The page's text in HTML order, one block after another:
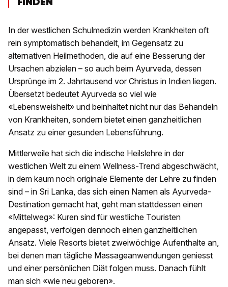
In der westlichen Schulmedizin werden Krankheiten oft
rein symptomatisch behandelt, im Gegensatz zu
alternativen Heilmethoden, die auf eine Besserung der
Ursachen abzielen – so auch beim Ayurveda, dessen
Ursprünge im 2. Jahrtausend vor Christus in Indien liegen.
Übersetzt bedeutet Ayurveda so viel wie
«Lebensweisheit» und beinhaltet nicht nur das Behandeln
von Krankheiten, sondern bietet einen ganzheitlichen
Ansatz zu einer gesunden Lebensführung.
Mittlerweile hat sich die indische Heilslehre in der
westlichen Welt zu einem Wellness-Trend abgeschwächt,
in dem kaum noch originale Elemente der Lehre zu finden
sind – in Sri Lanka, das sich einen Namen als Ayurveda-
Destination gemacht hat, geht man stattdessen einen
«Mittelweg»: Kuren sind für westliche Touristen
angepasst, verfolgen dennoch einen ganzheitlichen
Ansatz. Viele Resorts bietet zweiwöchige Aufenthalte an,
bei denen man tägliche Massageanwendungen geniesst
und einer persönlichen Diät folgen muss. Danach fühlt
man sich «wie neu geboren».